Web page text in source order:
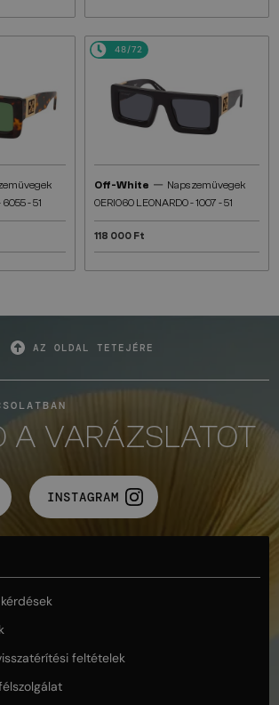
- 51
48/72
Off-White — Napszemüvegek
OERI060 LEONARDO - 1007 - 51
118 000 Ft
AZ OLDAL TETEJÉRE
A VARÁZSLATOT
INSTAGRAM
feltételek